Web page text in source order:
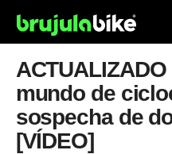
mundo de
sospecha de
[VÍDEO]